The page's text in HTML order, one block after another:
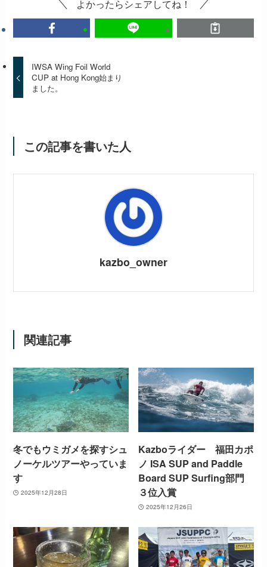
よかったらシェアしてね！
IWSA Wing Foil World
CUP at Hong Kong始まり
ました。
この記事を書いた人
kazbo_owner
関連記事
冬でもウミガメを探すシュ
ノーケルツアーやっていま
す
2025年12月28日
Kazboライダー 福田カポ
ノ ISA SUP and Paddle
Board SUP Surfing部門
３位入賞
2025年12月26日